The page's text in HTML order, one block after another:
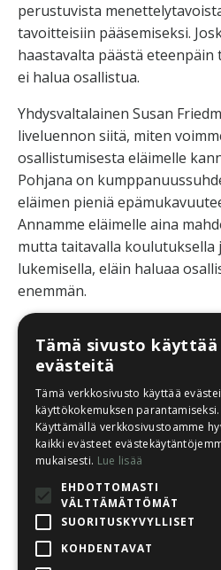
perustuvista
tavoitteisiin pääsemiseksi.
haastavalta päästä eteenpäin
ei halua osallistua.
Yhdysvaltalainen Susan
liveluennon siitä, miten
osallistumisesta eläimelle
Pohjana on
eläimen pieniä
Annamme eläimelle aina
mutta taitavalla koulutuksella
lukemisella, eläin haluaa
enemmän.
Luennoitsijana psykologian
Friedman
Luento on poistunut
Tämä sivusto käyttää
evästeitä
Tämä verkkosivusto käyttää
käyttökokemuksen parantamiseksi.
Käyttämällä verkkosivustoamme
kaikki evästeet
mukaisesti. Lue lisää
EHDOTTOMASTI
VÄLTTÄMÄTTÖMÄT
SUORITUSKYVYLLISET
KOHDENTAVAT